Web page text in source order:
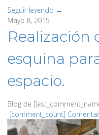
Seguir leyendo →
Mayo 8, 2015
Realización
esquina
espacio.
Blog de
[comment_count]